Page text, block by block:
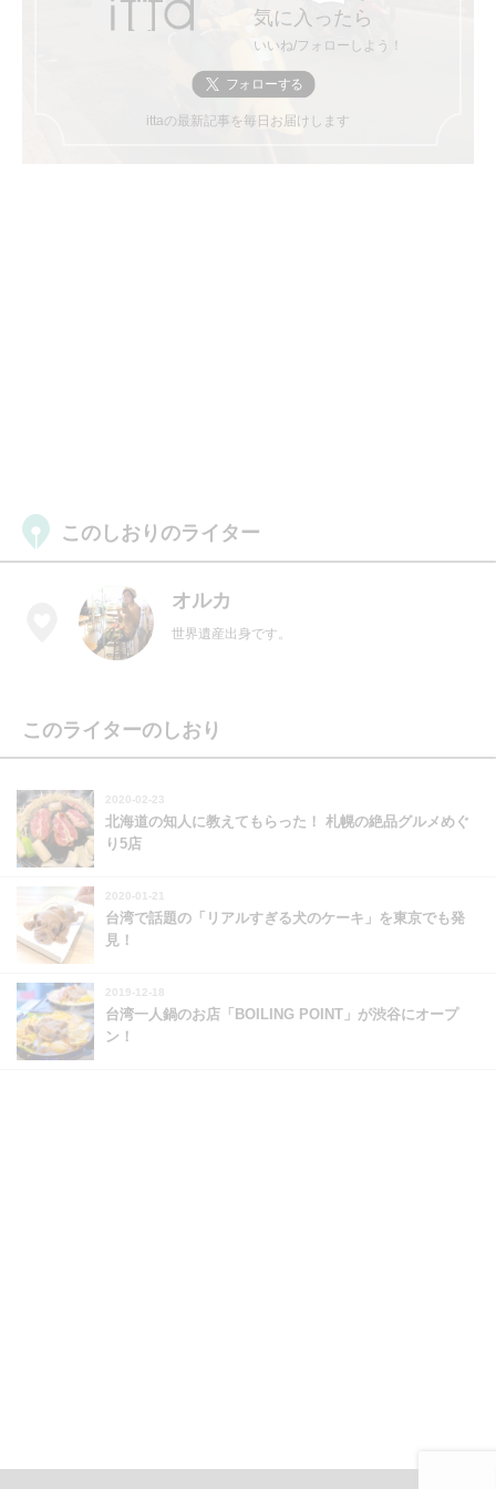
気に入ったら
いいね/フォローしよう！
ittaの最新記事を毎日お届けします
このしおりのライター
オルカ
世界遺産出身です。
このライターのしおり
2020-02-23
北海道の知人に教えてもらった！ 札幌の絶品グルメめぐ
り5店
2020-01-21
台湾で話題の「リアルすぎる犬のケーキ」を東京でも発
見！
2019-12-18
台湾一人鍋のお店「BOILING POINT」が渋谷にオープ
ン！